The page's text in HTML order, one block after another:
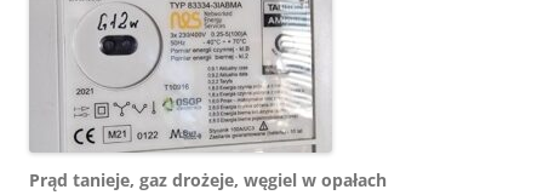
Prąd tanieje, gaz drożeje, węgiel w opałach